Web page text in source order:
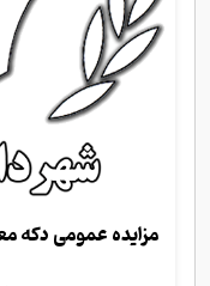
مزایده عمومی دکه